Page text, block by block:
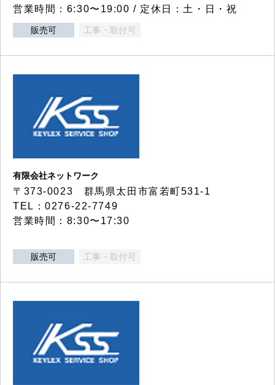
営業時間：6:30〜19:00 / 定休日：土・日・祝
販売可 工事・取付可
有限会社ネットワーク
〒373-0023 群馬県太田市富若町531-1
TEL：0276-22-7749
営業時間：8:30〜17:30
販売可 工事・取付可